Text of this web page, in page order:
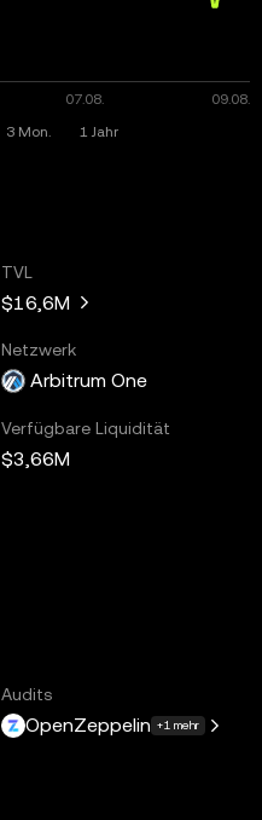
3 Mon. 1 Jahr
TVL
$16,6M
Netzwerk
Arbitrum One
Verfügbare Liquidität
$3,66M
Audits
OpenZeppelin +1 mehr